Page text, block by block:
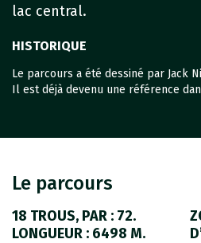
lac central.
HISTORIQUE
Le parcours a été dessiné par Jack
Il est déjà devenu une référence
Le parcours
18 TROUS, PAR : 72.
LONGUEUR : 6498 M.